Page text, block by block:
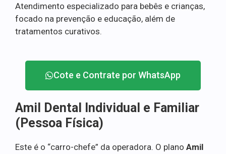
Atendimento especializado para bebês e crianças,
focado na prevenção e educação, além de
tratamentos curativos.
Cote e Contrate por WhatsApp
Amil Dental Individual e Familiar
(Pessoa Física)
Este é o “carro-chefe” da operadora. O plano Amil